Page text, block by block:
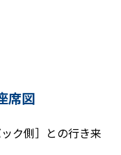
席図
ク側］との行き来